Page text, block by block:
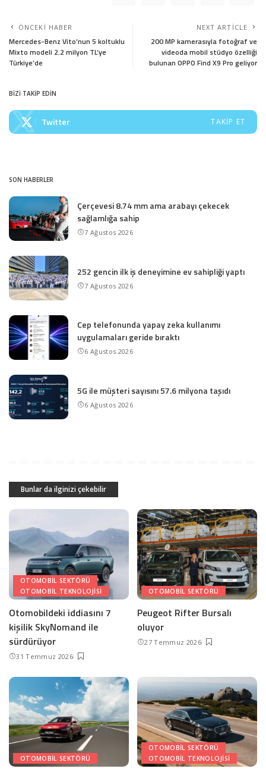
ÖNCEKI HABER
Mercedes-Benz Vito’nun 5 koltuklu
Mixto modeli 2.2 milyon TL’ye
Türkiye’de
NEXT ARTICLE
200 MP kamerasıyla fotoğraf ve
videoda mobil stüdyo özelliği
bulunan OPPO Find X9 Pro geliyor
BİZİ TAKİP EDİN
Twitter TAKIP ET
SON HABERLER
Çerçevesi 8.74 mm ama arabayı çekecek
sağlamlığa sahip
7 Ağustos 2026
252 gencin ilk iş deneyimine ev sahipliği yaptı
7 Ağustos 2026
Cep telefonunda yapay zeka kullanımı
uygulamaları geride bıraktı
6 Ağustos 2026
5G ile müşteri sayısını 57.6 milyona taşıdı
6 Ağustos 2026
Bunlar da ilginizi çekebilir
OTOMOBIL SEKTÖRÜ
OTOMOBIL TEKNOLOJISI
Otomobildeki iddiasını 7
kişilik SkyNomand ile
sürdürüyor
31 Temmuz 2026
OTOMOBIL SEKTÖRÜ
Peugeot Rifter Bursalı
oluyor
27 Temmuz 2026
OTOMOBIL SEKTÖRÜ
OTOMOBIL SEKTÖRÜ
OTOMOBIL TEKNOLOJISI